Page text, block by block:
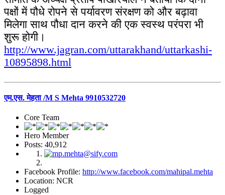
पक्षों में पौधे रोपने से पर्यावरण संरक्षण को और बढ़ावा
मिलेगा साथ पौधा दान करने की एक स्वस्थ परंपरा भी
शुरू होगी।
http://www.jagran.com/uttarakhand/uttarkashi-
10895898.html
एम.एस. मेहता /M S Mehta 9910532720
Core Team
Hero Member
Posts: 40,912
Facebook Profile: http://www.facebook.com/mahipal.mehta
Location: NCR
Logged